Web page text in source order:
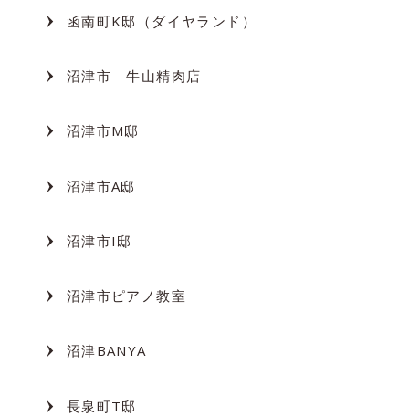
函南町K邸（ダイヤランド）
沼津市 牛山精肉店
沼津市M邸
沼津市A邸
沼津市I邸
沼津市ピアノ教室
沼津BANYA
長泉町T邸